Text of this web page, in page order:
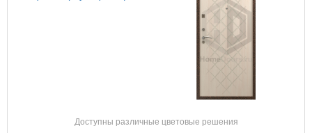
Доступны различные цветовые решения